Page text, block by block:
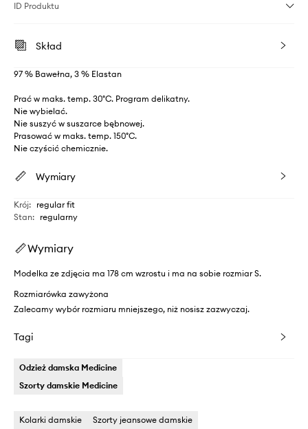
ID Produktu
Skład
97 % Bawełna, 3 % Elastan
Prać w maks. temp. 30°C. Program delikatny.
Nie wybielać.
Nie suszyć w suszarce bębnowej.
Prasować w maks. temp. 150°C.
Nie czyścić chemicznie.
Wymiary
Krój: regular fit
Stan: regularny
Wymiary
Modelka ze zdjęcia ma 178 cm wzrostu i ma na sobie rozmiar S.
Rozmiarówka zawyżona
Zalecamy wybór rozmiaru mniejszego, niż nosisz zazwyczaj.
Tagi
Odzież damska Medicine
Szorty damskie Medicine
Kolarki damskie Szorty jeansowe damskie